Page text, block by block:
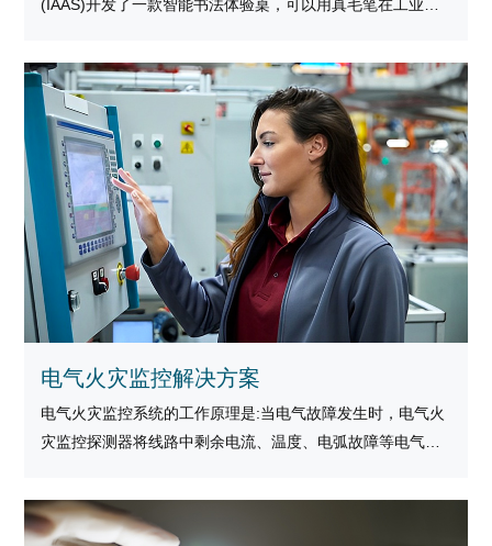
(IAAS)开发了一款智能书法体验桌，可以用真毛笔在工业显
电气火灾监控解决方案
电气火灾监控系统的工作原理是:当电气故障发生时，电气火
灾监控探测器将线路中剩余电流、温度、电弧故障等电气故